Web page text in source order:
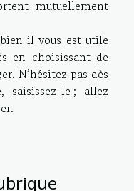
mutuellement
il vous est utile
en choisissant de
N’hésitez pas dès
saisissez-le ; allez